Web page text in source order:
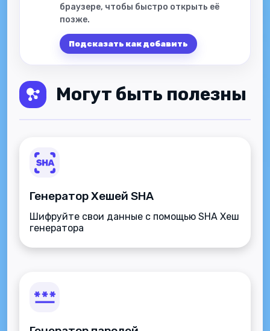
браузере, чтобы быстро открыть её
позже.
Подсказать как добавить
Могут быть полезны
Генератор Хешей SHA
Шифруйте свои данные с помощью SHA Хеш
генератора